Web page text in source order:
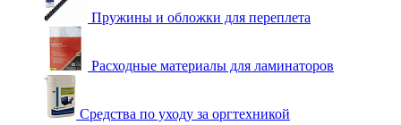
Пружины и обложки для переплета
Расходные материалы для ламинаторов
Средства по уходу за оргтехникой